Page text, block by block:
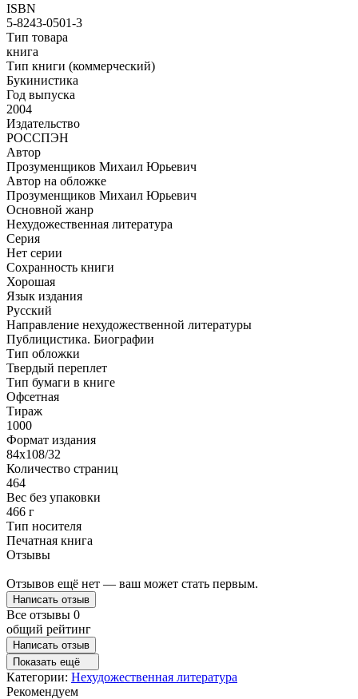
ISBN
5-8243-0501-3
Тип товара
книга
Тип книги (коммерческий)
Букинистика
Год выпуска
2004
Издательство
РОССПЭН
Автор
Прозуменщиков Михаил Юрьевич
Автор на обложке
Прозуменщиков Михаил Юрьевич
Основной жанр
Нехудожественная литература
Серия
Нет серии
Сохранность книги
Хорошая
Язык издания
Русский
Направление нехудожественной литературы
Публицистика. Биографии
Тип обложки
Твердый переплет
Тип бумаги в книге
Офсетная
Тираж
1000
Формат издания
84x108/32
Количество страниц
464
Вес без упаковки
466 г
Тип носителя
Печатная книга
Отзывы
Отзывов ещё нет — ваш может стать первым.
Написать отзыв
Все отзывы 0
общий рейтинг
Написать отзыв
Показать ещё
Категории: Нехудожественная литература
Рекомендуем